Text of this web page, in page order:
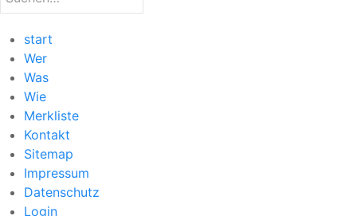
start
Wer
Was
Wie
Merkliste
Kontakt
Sitemap
Impressum
Datenschutz
Login